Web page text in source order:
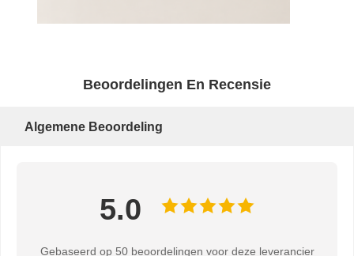
Beoordelingen En Recensie
Algemene Beoordeling
5.0
Gebaseerd op 50 beoordelingen voor deze leverancier